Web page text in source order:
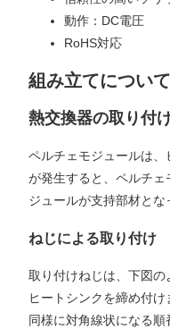
動作：DC電圧
RoHS対応
組み立てについて
熱交換器の取り付
ペルチェモジュールは
が発生すると、ペルチ
ジュールが支持部材とな
ねじによる取り付け
取り付けねじは、下図
ヒートシンクを締め付
同様に対角線状になる順